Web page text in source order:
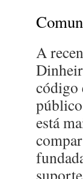
A
código
está